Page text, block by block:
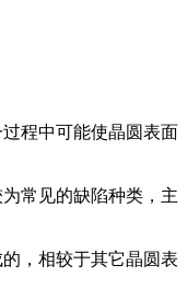
程中可能使晶圆表面
常见的缺陷种类，主
，相较于其它晶圆表